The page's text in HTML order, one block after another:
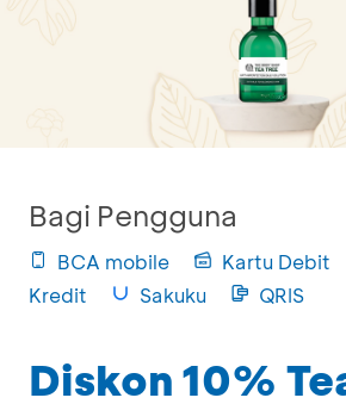
Bagi Pengguna
BCA mobile Kartu Debit
Kredit
Sakuku QRIS
Diskon 10%